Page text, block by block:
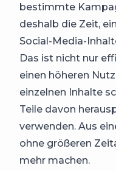
bestimmte
deshalb die Zeit,
Social-Media-
Das ist nicht nur
einen höheren
einzelnen Inhalte
Teile davon
verwenden. Aus
ohne größeren
mehr machen.